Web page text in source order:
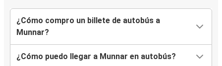
¿Cómo compro un billete de autobús a
Munnar?
¿Cómo puedo llegar a Munnar en autobús?